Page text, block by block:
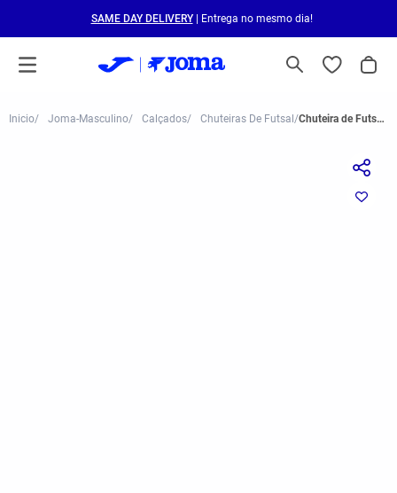
SAME DAY DELIVERY| Entrega no mesmo dia!
Joma-Masculino Calçados Chuteiras De Futsal Chuteira de Futsal Joma Evolution Infantil Preto e Laranja